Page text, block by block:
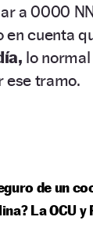
a 0000
en cuenta
lo
ese tramo.
de un
La OCU